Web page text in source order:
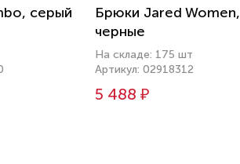
серый
Брюки Jared Women,
черные
На складе: 175 шт
Артикул: 02918312
5 488 ₽